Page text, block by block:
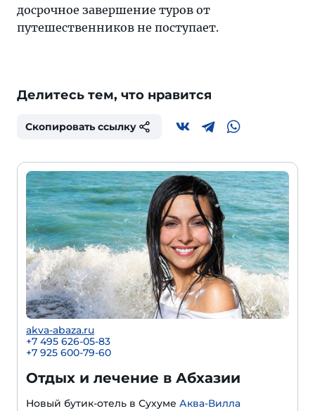
досрочное завершение туров от
путешественников не поступает.
Делитесь тем, что нравится
Скопировать ссылку
akva-abaza.ru
+7 495 626-05-83
+7 925 600-79-60
Отдых и лечение в Абхазии
Новый бутик-отель в Сухуме Аква-Вилла